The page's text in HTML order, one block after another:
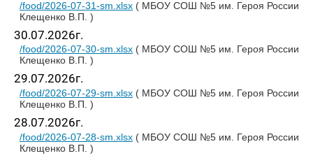
/food/2026-07-31-sm.xlsx ( МБОУ СОШ №5 им. Героя России
Клещенко В.П. )
30.07.2026г.
/food/2026-07-30-sm.xlsx ( МБОУ СОШ №5 им. Героя России
Клещенко В.П. )
29.07.2026г.
/food/2026-07-29-sm.xlsx ( МБОУ СОШ №5 им. Героя России
Клещенко В.П. )
28.07.2026г.
/food/2026-07-28-sm.xlsx ( МБОУ СОШ №5 им. Героя России
Клещенко В.П. )